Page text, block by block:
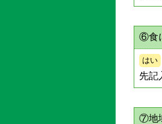
⑥食
はい
先記
⑦地